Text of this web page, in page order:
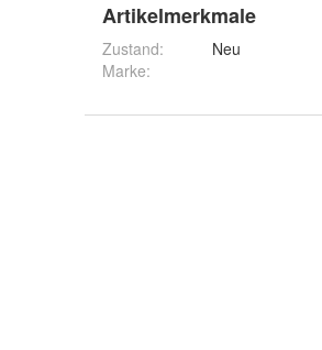
Artikelmerkmale
Zustand:
Neu
Marke: